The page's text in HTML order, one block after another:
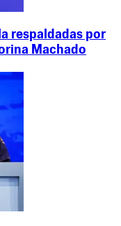
respaldadas por
Machado